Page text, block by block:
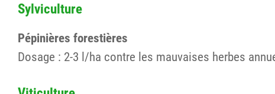
Sylviculture
Pépinières forestières
Dosage : 2-3 l/ha contre les mauvaises herbes